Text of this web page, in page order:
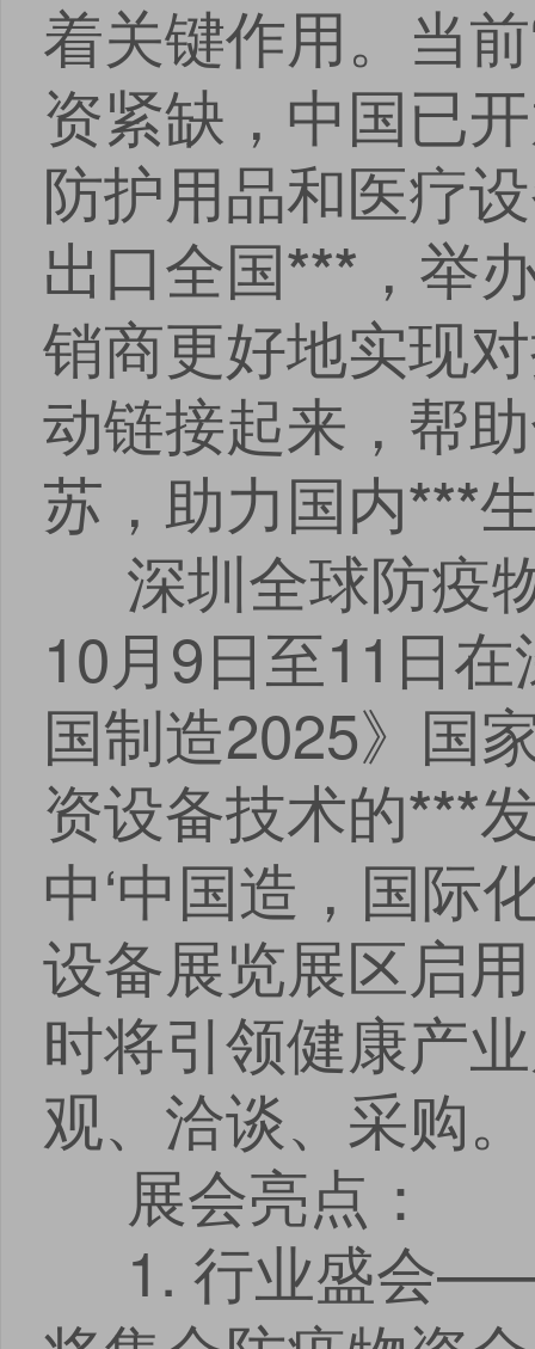
着关键作用。当前
资紧缺，中国已
防护用品和医疗
出口全国*** ，举
销商更好地实现
动链接起来，帮
苏，助力国内***
深圳全球防疫
10月9日至11日
国制造2025》国
资设备技术的***
中‘中国造，国际
设备展览展区启
时将引领健康产
观、洽谈、采购。
展会亮点：
1. 行业盛会——